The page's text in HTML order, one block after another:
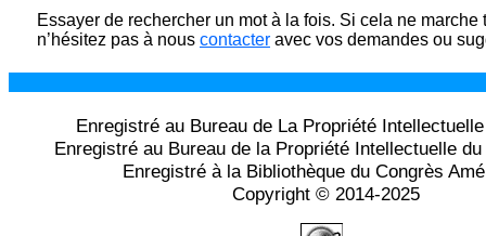
Essayer de rechercher un mot à la fois. Si cela ne marche
n’hésitez pas à nous contacter avec vos demandes ou
Enregistré au Bureau de La Propriété
Enregistré au Bureau de la Propriété Intellectuelle
Enregistré à la Bibliothèque du Congrès
Copyright © 2014-2025